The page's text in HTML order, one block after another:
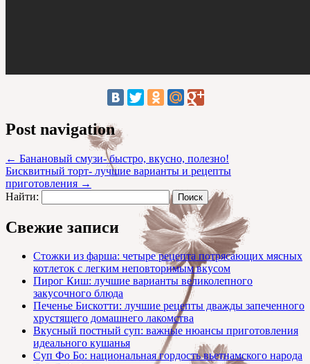
Post navigation
← Банановый смузи- быстро, вкусно, полезно!
Бисквитный торт- лучшие варианты и рецепты
приготовления →
Найти:
Свежие записи
Стожки из фарша: четыре рецепта потрясающих мясных
котлеток с легким неповторимым вкусом
Пирог Киш: лучшие варианты великолепного
закусочного блюда
Печенье Бискотти: лучшие рецепты дважды запеченного
хрустящего домашнего лакомства
Вкусный постный суп: важные нюансы приготовления
идеального кушанья
Суп Фо Бо: национальная гордость вьетнамского народа